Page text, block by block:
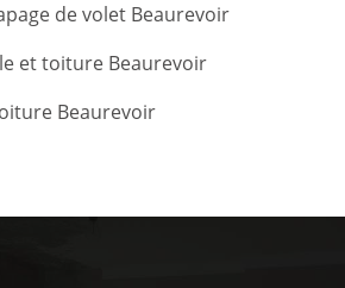
de volet Beaurevoir
et toiture Beaurevoir
Beaurevoir